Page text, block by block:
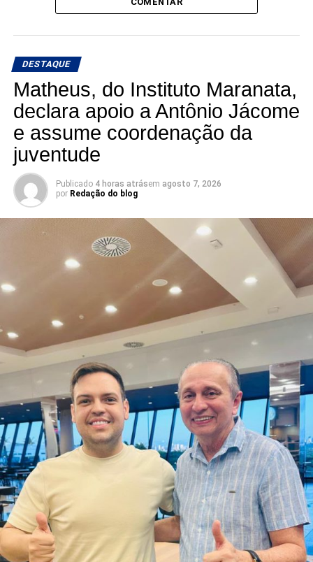
DESTAQUE
Matheus, do Instituto Maranata,
declara apoio a Antônio Jácome
e assume coordenação da
juventude
Publicado 4 horas atrásem agosto 7, 2026
por Redação do blog